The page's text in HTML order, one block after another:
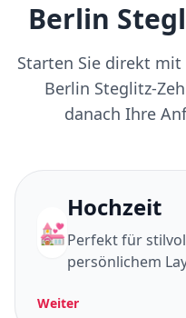
Berlin
Starten Sie direkt
Berlin Steglitz-
danach Ihre
💒
Hochzeit
Perfekt für
persönlichem
Weiter